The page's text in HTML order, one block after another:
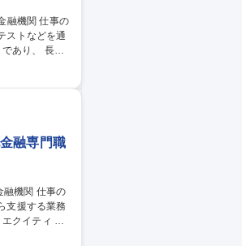
ストなどを通
り、 長
計量化、ES
融専門職
支援する業務
イティ フ
とえば、エネ